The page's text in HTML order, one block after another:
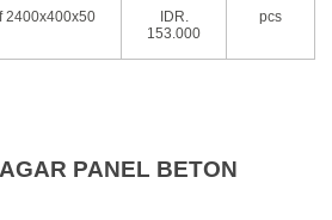
2400x400x50
IDR.
153.000
pcs
PANEL BETON